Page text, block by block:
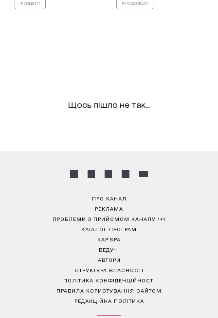
#рецепт #гороскоп
Щось пішло не так...
ПРО КАНАЛ
РЕКЛАМА
ПРОБЛЕМИ З ПРИЙОМОМ КАНАЛУ 1+1
КАТАЛОГ ПРОГРАМ
КАР’ЄРА
ВЕДУЧІ
АВТОРИ
СТРУКТУРА ВЛАСНОСТІ
ПОЛІТИКА КОНФІДЕНЦІЙНОСТІ
ПРАВИЛА КОРИСТУВАННЯ САЙТОМ
РЕДАКЦІЙНА ПОЛІТИКА